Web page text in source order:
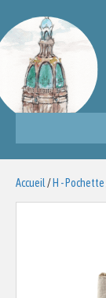
Accueil / H - Pochette